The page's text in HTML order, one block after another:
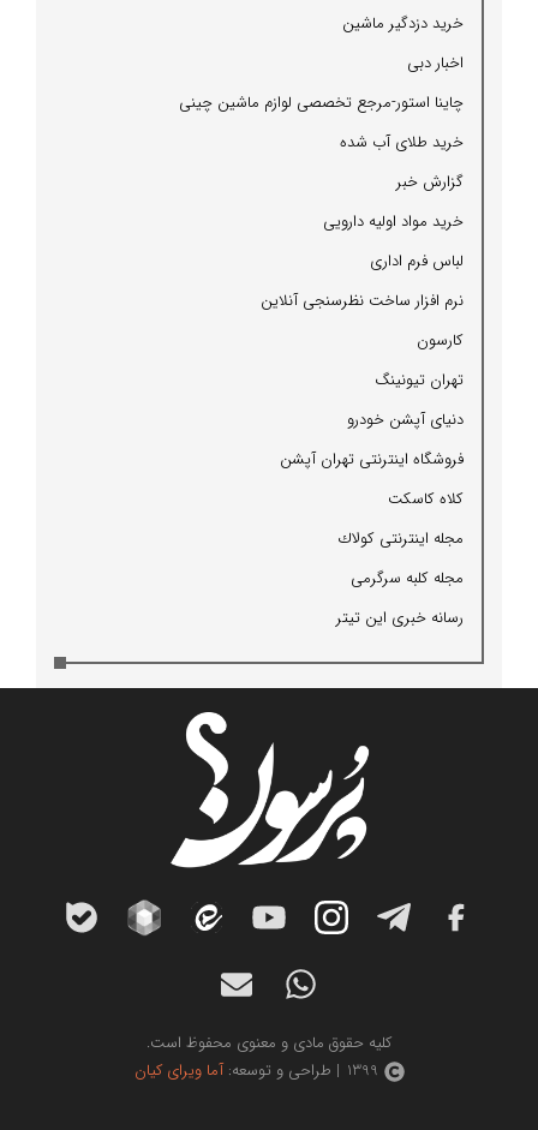
خرید دزدگیر ماشین
اخبار دبی
چاینا استور-مرجع تخصصی لوازم ماشین چینی
خرید طلای آب شده
گزارش خبر
خرید مواد اولیه دارویی
لباس فرم اداری
نرم افزار ساخت نظرسنجی آنلاین
كارسون
تهران تیونینگ
دنیای آپشن خودرو
فروشگاه اینترنتی تهران آپشن
كلاه كاسكت
مجله اینترنتی كولاك
مجله كلبه سرگرمی
رسانه خبری این تیتر
کلیه حقوق مادی و معنوی محفوظ است.
1399 | طراحی و توسعه:
آما ویرای کیان